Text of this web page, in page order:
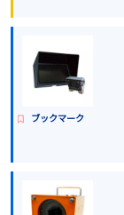
ブックマーク